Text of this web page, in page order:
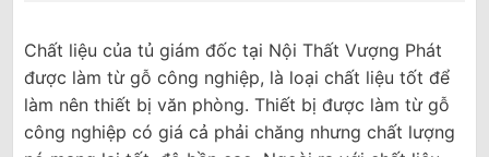
Chất liệu của tủ giám đốc tại Nội Thất Vượng Phát
được làm từ gỗ công nghiệp, là loại chất liệu tốt để
làm nên thiết bị văn phòng. Thiết bị được làm từ gỗ
công nghiệp có giá cả phải chăng nhưng chất lượng